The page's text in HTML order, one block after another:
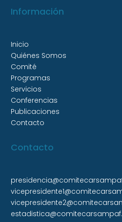
Información
Inicio
Quiénes Somos
Comité
Programas
Servicios
Conferencias
Publicaciones
Contacto
Contacto